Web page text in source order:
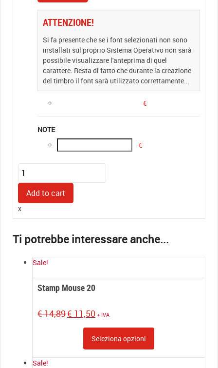
ATTENZIONE!
Si fa presente che se i font selezionati non sono
installati sul proprio Sistema Operativo non sarà
possibile visualizzare l'anteprima di quel
carattere. Resta di fatto che durante la creazione
del timbro il font sarà utilizzato correttamente...
€
NOTE
€
Stamp
Plus
quantity
Add to cart
x
Sale!
Stamp Mouse 20
€14,89Original
€ 11,50Current
€ 11,50.
+ IVA
Seleziona opzioni
Sale!